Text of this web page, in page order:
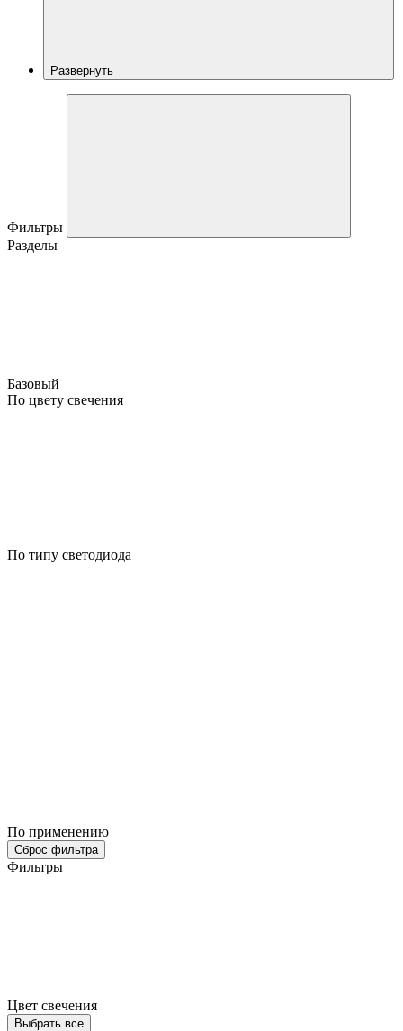
Развернуть
Фильтры
Разделы
Базовый
По цвету свечения
По типу светодиода
По применению
Сброс фильтра
Фильтры
Цвет свечения
Выбрать все